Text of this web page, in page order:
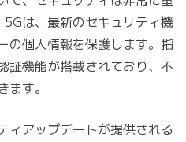
は、最新のセキュリティ機
の個人情報を保護します。指
証機能が搭載されており、不
す。
ィアップデートが提供される